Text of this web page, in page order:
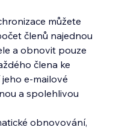
můžete
členů najednou
a obnovit pouze
člena ke
e-mailové
a spolehlivou
obnovování,